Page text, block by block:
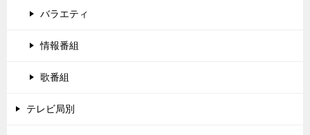
バラエティ
情報番組
歌番組
テレビ局別